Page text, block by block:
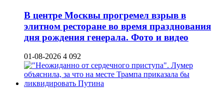
В центре Москвы прогремел взрыв в
элитном ресторане во время празднования
дня рождения генерала. Фото и видео
01-08-2026 4 092